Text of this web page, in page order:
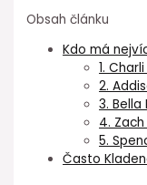
Obsah článku
Kdo má
1.
2.
3. Bella
4. Zach
5.
Často